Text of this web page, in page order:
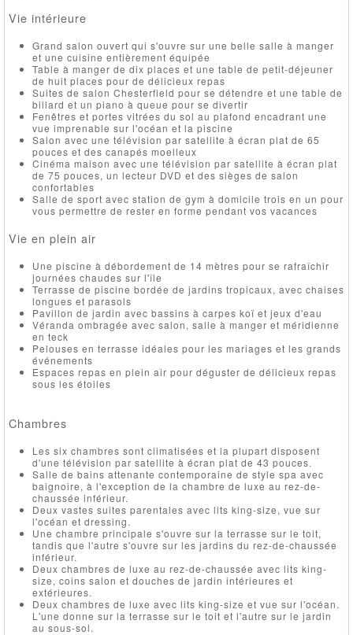
Vie intérieure
Grand salon ouvert qui s'ouvre sur une belle salle à manger
et une cuisine entièrement équipée
Table à manger de dix places et une table de petit-déjeuner
de huit places pour de délicieux repas
Suites de salon Chesterfield pour se détendre et une table de
billard et un piano à queue pour se divertir
Fenêtres et portes vitrées du sol au plafond encadrant une
vue imprenable sur l'océan et la piscine
Salon avec une télévision par satellite à écran plat de 65
pouces et des canapés moelleux
Cinéma maison avec une télévision par satellite à écran plat
de 75 pouces, un lecteur DVD et des sièges de salon
confortables
Salle de sport avec station de gym à domicile trois en un pour
vous permettre de rester en forme pendant vos vacances
Vie en plein air
Une piscine à débordement de 14 mètres pour se rafraîchir
journées chaudes sur l'île
Terrasse de piscine bordée de jardins tropicaux, avec chaises
longues et parasols
Pavillon de jardin avec bassins à carpes koï et jeux d'eau
Véranda ombragée avec salon, salle à manger et méridienne
en teck
Pelouses en terrasse idéales pour les mariages et les grands
événements
Espaces repas en plein air pour déguster de délicieux repas
sous les étoiles
Chambres
Les six chambres sont climatisées et la plupart disposent
d'une télévision par satellite à écran plat de 43 pouces.
Salle de bains attenante contemporaine de style spa avec
baignoire, à l'exception de la chambre de luxe au rez-de-
chaussée inférieur.
Deux vastes suites parentales avec lits king-size, vue sur
l'océan et dressing.
Une chambre principale s'ouvre sur la terrasse sur le toit,
tandis que l'autre s'ouvre sur les jardins du rez-de-chaussée
inférieur.
Deux chambres de luxe au rez-de-chaussée avec lits king-
size, coins salon et douches de jardin intérieures et
extérieures.
Deux chambres de luxe avec lits king-size et vue sur l'océan.
L'une donne sur la terrasse sur le toit et l'autre sur le jardin
au sous-sol.